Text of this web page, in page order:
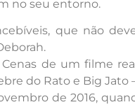
no seu entorno.
que não
de um filme
do Rato e Big
de 2016,